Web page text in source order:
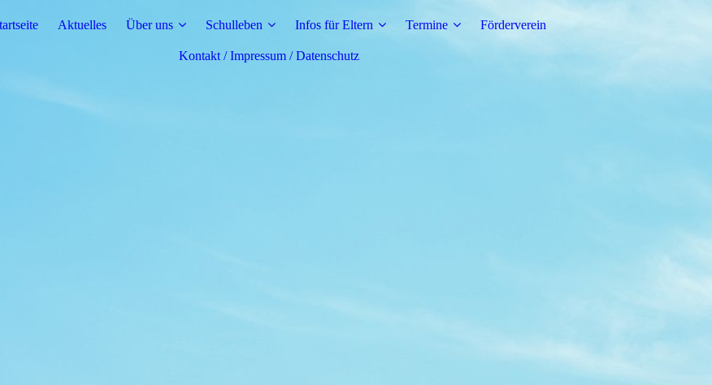
Aktuelles Über uns Schulleben Infos für Eltern Termine Förderverein
Kontakt / Impressum / Datenschutz